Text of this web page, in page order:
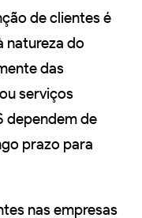
de clientes é
natureza do
das
serviços
dependem de
prazo para
nas empresas